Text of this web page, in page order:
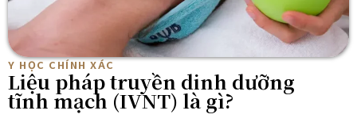
Y HỌC CHÍNH XÁC
Liệu pháp truyền dinh dưỡng
tĩnh mạch (IVNT) là gì?